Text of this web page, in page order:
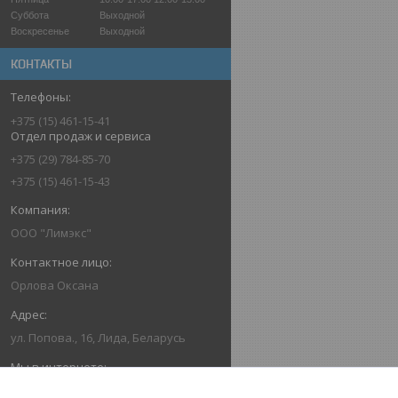
Суббота
Выходной
Воскресенье
Выходной
КОНТАКТЫ
+375 (15) 461-15-41
Отдел продаж и сервиса
+375 (29) 784-85-70
+375 (15) 461-15-43
ООО "Лимэкс"
Орлова Оксана
ул. Попова., 16, Лида, Беларусь